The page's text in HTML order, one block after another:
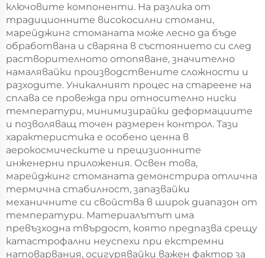
ключовите компоненти. На разлика от
традиционните високосилни стомани,
марейджинг стоманата може лесно да бъде
обработвана и сваряна в състоянието си след
растворителното отопяване, значително
намалявайки производствените сложности и
разходите. Уникалният процес на стареене на
сплава се провежда при относително ниски
температури, минимизирайки деформациите
и позволяващ точен размерен контрол. Тази
характеристика е особено ценна в
аерокосмическите и прецизионните
инженерни приложения. Освен това,
марейджинг стоманата демонстрира отлична
термична стабилност, запазвайки
механичните си свойства в широк диапазон от
температури. Материалътът има
превъзходна твърдост, която предпазва срещу
катастрофални неуспехи при екстремни
натоварвания, осигурявайки важен фактор за